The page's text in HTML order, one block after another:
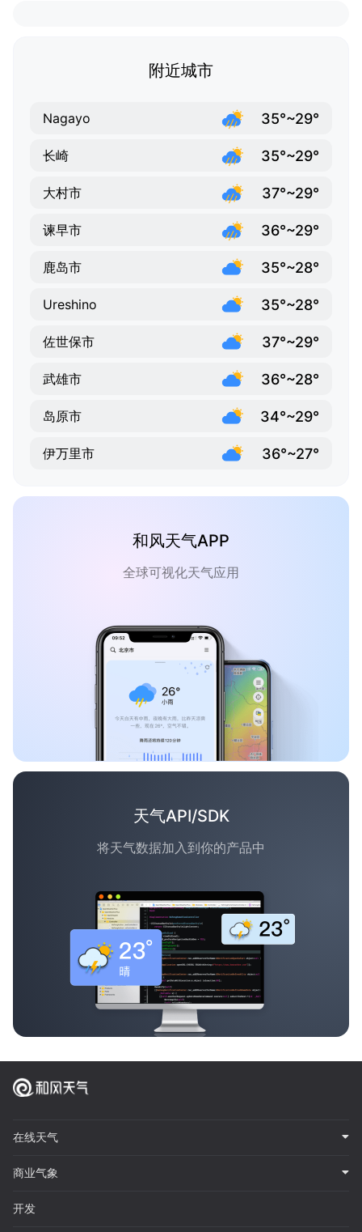
附近城市
Nagayo 35°~29°
长崎 35°~29°
大村市 37°~29°
谏早市 36°~29°
鹿岛市 35°~28°
Ureshino 35°~28°
佐世保市 37°~29°
武雄市 36°~28°
岛原市 34°~29°
伊万里市 36°~27°
和风天气APP
全球可视化天气应用
天气API/SDK
将天气数据加入到你的产品中
在线天气
商业气象
开发